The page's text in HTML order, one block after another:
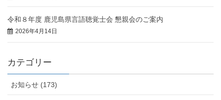
令和８年度 鹿児島県言語聴覚士会 懇親会のご案内
2026年4月14日
カテゴリー
お知らせ (173)